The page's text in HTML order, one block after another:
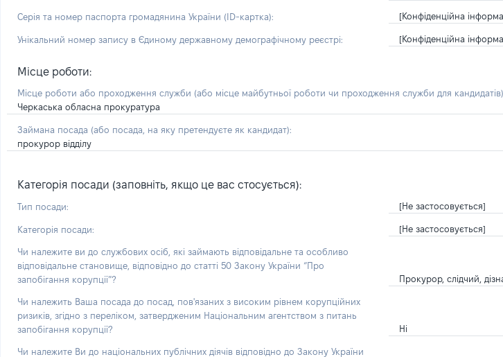
Серія та номер паспорта громадянина України (ID-картка): [Конфіденційна
Унікальний номер запису в Єдиному державному демографічному реєстрі: [Конфіденційна
Місце роботи:
Місце роботи або проходження служби (або місце майбутньої роботи чи проходження служби для кандидатів)
Черкаська обласна прокуратура
Займана посада (або посада, на яку претендуєте як кандидат):
прокурор відділу
Категорія посади (заповніть, якщо це вас стосується):
Тип посади: [Не застосовується]
Категорія посади: [Не застосовується]
Чи належите ви до службових осіб, які займають відповідальне та особливо
відповідальне становище, відповідно до статті 50 Закону України “Про
запобігання корупції”?
Прокурор, слідчий,
Чи належить Ваша посада до посад, пов'язаних з високим рівнем корупційних
ризиків, згідно з переліком, затвердженим Національним агентством з питань
запобігання корупції?
Ні
Чи належите Ви до національних публічних діячів відповідно до Закону України